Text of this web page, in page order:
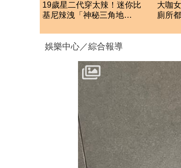
19歲星二代穿太辣！迷你比
基尼辣洩「神秘三角地
大咖
廁所
娛樂中心／綜合報導